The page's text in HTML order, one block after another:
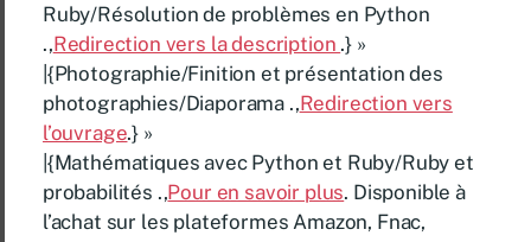
Ruby/Résolution de problèmes en Python
.,Redirection vers la description .} »
|{Photographie/Finition et présentation des
photographies/Diaporama .,Redirection vers
l’ouvrage.} »
|{Mathématiques avec Python et Ruby/Ruby et
probabilités .,Pour en savoir plus. Disponible à
l’achat sur les plateformes Amazon, Fnac,